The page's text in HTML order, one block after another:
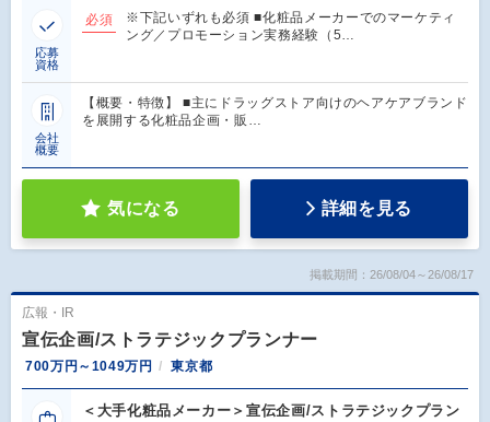
応募
資格
必須
※下記いずれも必須 ■化粧品メーカーでのマーケティ
ング／プロモーション実務経験（5…
会社
概要
【概要・特徴】 ■主にドラッグストア向けのヘアケアブランド
を展開する化粧品企画・販…
気になる 詳細を見る
掲載期間：26/08/04～26/08/17
広報・IR
宣伝企画/ストラテジックプランナー
700万円～1049万円 東京都
＜大手化粧品メーカー＞宣伝企画/ストラテジックプラン